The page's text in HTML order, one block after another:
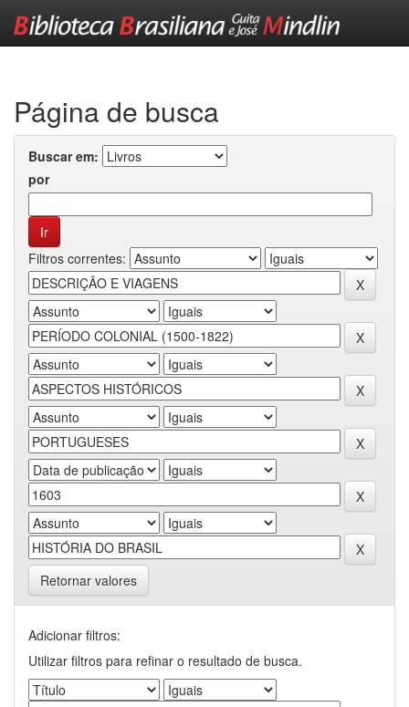
Página de busca
Buscar em:
por
Filtros correntes:
Retornar valores
Adicionar filtros:
Utilizar filtros para refinar o resultado de busca.